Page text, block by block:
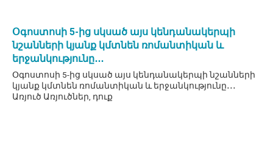
Օգոստոսի 5-ից սկսած այս կենդանակերպի
նշանների կյանք կմտնեն ռոմանտիկան և
երջանկությունը․․․
Օգոստոսի 5-ից սկսած այս կենդանակերպի նշանների
կյանք կմտնեն ռոմանտիկան և երջանկությունը․․․
Առյուծ Առյուծներ, դուք